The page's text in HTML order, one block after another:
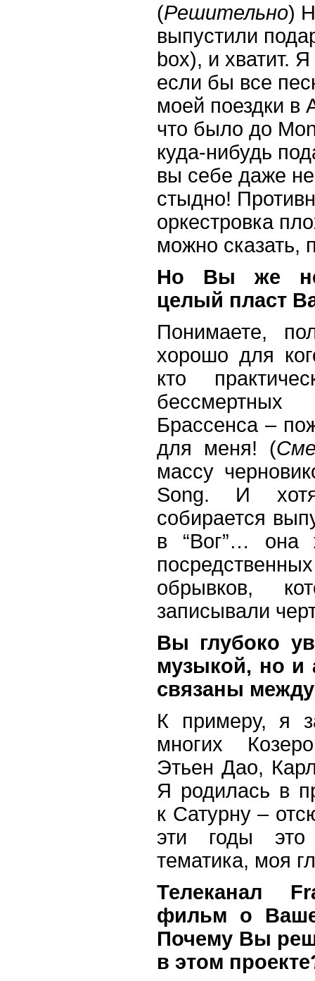
(Решительно)
выпустили
box), и хватит.
если бы все
моей поездки в
что было до
куда-нибудь
вы себе даже
стыдно!
оркестровка
можно сказать,
Но Вы же не
целый пласт
Понимаете,
хорошо для
кто
бессмертных
Брассенса –
для меня! (
массу
Song. И
собирается
в “Вог”… она
обрывков,
записывали
Вы глубоко
музыкой, но и
связаны
К примеру, я
многих
Этьен Дао,
Я родилась в
к Сатурну –
эти годы
тематика, моя
Телеканал
фильм о
Почему Вы
в этом